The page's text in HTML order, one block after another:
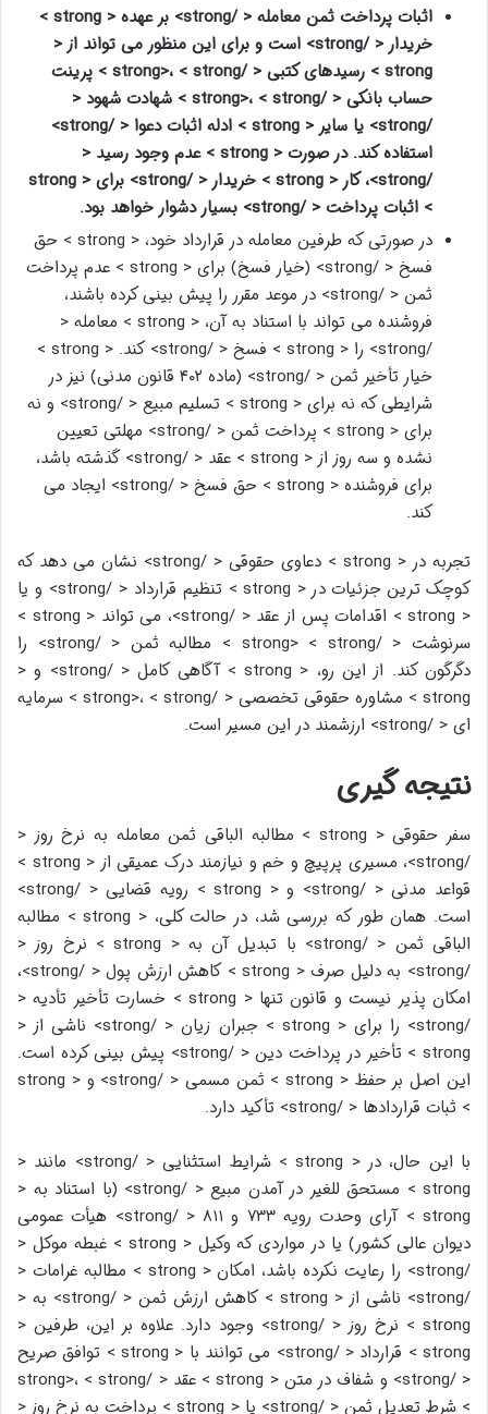
اثبات پرداخت ثمن معامله < /strong> بر عهده < strong >
خریدار < /strong> است و برای این منظور می تواند از <
strong > رسیدهای کتبی < /strong>، < strong > پرینت
حساب بانکی < /strong>، < strong > شهادت شهود <
/strong> یا سایر < strong > ادله اثبات دعوا < /strong>
استفاده کند. در صورت < strong > عدم وجود رسید <
/strong>، کار < strong > خریدار < /strong> برای < strong
> اثبات پرداخت < /strong> بسیار دشوار خواهد بود.
در صورتی که طرفین معامله در قرارداد خود، < strong > حق
فسخ < /strong> (خیار فسخ) برای < strong > عدم پرداخت
ثمن < /strong> در موعد مقرر را پیش بینی کرده باشند،
فروشنده می تواند با استناد به آن، < strong > معامله <
/strong> را < strong > فسخ < /strong> کند. < strong >
خیار تأخیر ثمن < /strong> (ماده ۴۰۲ قانون مدنی) نیز در
شرایطی که نه برای < strong > تسلیم مبیع < /strong> و نه
برای < strong > پرداخت ثمن < /strong> مهلتی تعیین
نشده و سه روز از < strong > عقد < /strong> گذشته باشد،
برای فروشنده < strong > حق فسخ < /strong> ایجاد می
کند.
تجربه در < strong > دعاوی حقوقی < /strong> نشان می دهد که
کوچک ترین جزئیات در < strong > تنظیم قرارداد < /strong> و یا
< strong > اقدامات پس از عقد < /strong>، می تواند < strong >
سرنوشت < /strong> < strong > مطالبه ثمن < /strong> را
دگرگون کند. از این رو، < strong > آگاهی کامل < /strong> و <
strong > مشاوره حقوقی تخصصی < /strong>، < strong > سرمایه
ای < /strong> ارزشمند در این مسیر است.
نتیجه گیری
سفر حقوقی < strong > مطالبه الباقی ثمن معامله به نرخ روز <
/strong>، مسیری پرپیچ و خم و نیازمند درک عمیقی از < strong >
قواعد مدنی < /strong> و < strong > رویه قضایی < /strong>
است. همان طور که بررسی شد، در حالت کلی، < strong > مطالبه
الباقی ثمن < /strong> با تبدیل آن به < strong > نرخ روز <
/strong> به دلیل صرف < strong > کاهش ارزش پول < /strong>،
امکان پذیر نیست و قانون تنها < strong > خسارت تأخیر تأدیه <
/strong> را برای < strong > جبران زیان < /strong> ناشی از <
strong > تأخیر در پرداخت دین < /strong> پیش بینی کرده است.
این اصل بر حفظ < strong > ثمن مسمی < /strong> و < strong
> ثبات قراردادها < /strong> تأکید دارد.
با این حال، در < strong > شرایط استثنایی < /strong> مانند <
strong > مستحق للغیر در آمدن مبیع < /strong> (با استناد به <
strong > آرای وحدت رویه ۷۳۳ و ۸۱۱ < /strong> هیأت عمومی
دیوان عالی کشور) یا در مواردی که وکیل < strong > غبطه موکل <
/strong> را رعایت نکرده باشد، امکان < strong > مطالبه غرامات <
/strong> ناشی از < strong > کاهش ارزش ثمن < /strong> به <
strong > نرخ روز < /strong> وجود دارد. علاوه بر این، طرفین <
strong > قرارداد < /strong> می توانند با < strong > توافق صریح
< /strong> و شفاف در متن < strong > عقد < /strong>، < strong
> شرط تعدیل ثمن < /strong> یا < strong > پرداخت به نرخ روز <